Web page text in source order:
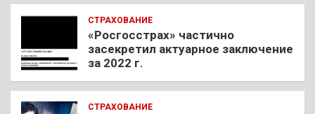
СТРАХОВАНИЕ
«Росгосстрах» частично
засекретил актуарное заключение
за 2022 г.
СТРАХОВАНИЕ